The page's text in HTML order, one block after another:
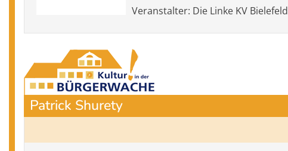
Veranstalter: Die Linke KV Bielefeld
Patrick Shurety